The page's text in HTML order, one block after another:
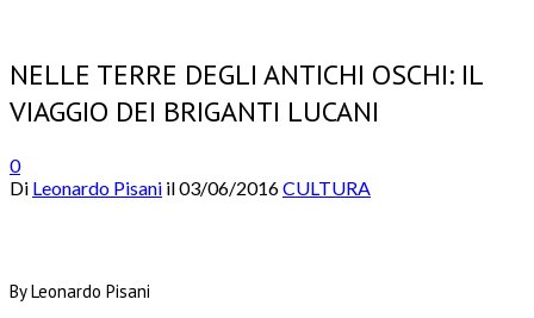
NELLE TERRE DEGLI ANTICHI OSCHI: IL
VIAGGIO DEI BRIGANTI LUCANI
0
Di Leonardo Pisani il03/06/2016CULTURA
By Leonardo Pisani